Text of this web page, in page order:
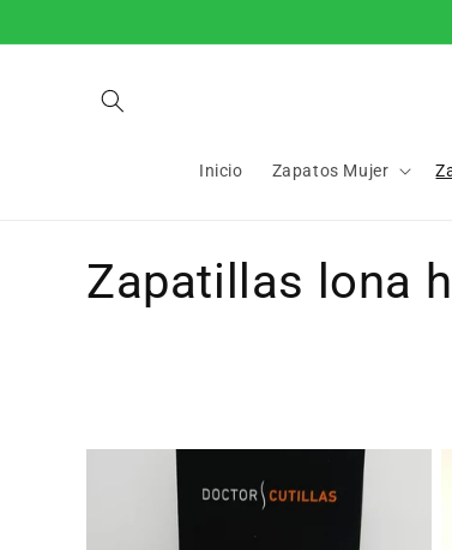
al contenido
Inicio Zapatos Mujer
C
e
Zapatillas lona